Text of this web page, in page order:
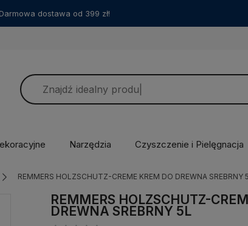
dostawa od 399 zł!
Wybierz coś dla siebie
oferty lub zaloguj się, aby
produkty do listy z
Narzędzia Czyszczenie i Pielęgnacja
REMMERS HOLZSCHUTZ-CREME KREM DO DREWNA SREBRNY
REMMERS HOLZSCHUTZ-
DREWNA SREBRNY 5L